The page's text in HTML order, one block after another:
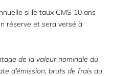
si le taux CMS 10 ans
réserve et sera versé à
de la valeur nominale du
d’émission, bruts de frais du